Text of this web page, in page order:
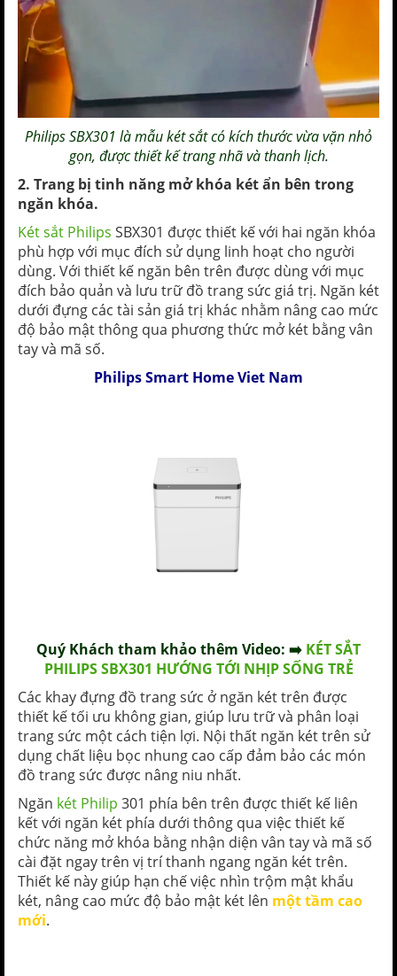
PhilipsSBX301 là mẫu két sắt có kích thước vừa vặn nhỏ
gọn, được thiết kế trang nhã và thanh lịch.
2. Trang bị tinh năng mở khóa két ẩn bên trong
ngăn khóa.
Két sắt Philips SBX301 được thiết kế với hai ngăn khóa
phù hợp với mục đích sử dụng linh hoạt cho người
dùng. Với thiết kế ngăn bên trên được dùng với mục
đích bảo quản và lưu trữ đồ trang sức giá trị. Ngăn két
dưới đựng các tài sản giá trị khác nhằm nâng cao mức
độ bảo mật thông qua phương thức mở két bằng vân
tay và mã số.
Philips Smart Home Viet Nam
Quý Khách tham khảo thêm Video: ➡️ KÉT SẮT
PHILIPS SBX301 HƯỚNG TỚI NHỊP SỐNG TRẺ
Các khay đựng đồ trang sức ở ngăn két trên được
thiết kế tối ưu không gian, giúp lưu trữ và phân loại
trang sức một cách tiện lợi. Nội thất ngăn két trên sử
dụng chất liệu bọc nhung cao cấp đảm bảo các món
đồ trang sức được nâng niu nhất.
Ngăn két Philip 301 phía bên trên được thiết kế liên
kết với ngăn két phía dưới thông qua việc thiết kế
chức năng mở khóa bằng nhận diện vân tay và mã số
cài đặt ngay trên vị trí thanh ngang ngăn két trên.
Thiết kế này giúp hạn chế việc nhìn trộm mật khẩu
két, nâng cao mức độ bảo mật két lên một tầm cao
mới.